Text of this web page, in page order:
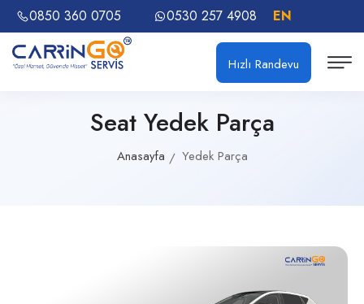
0850 360 0705 0530 257 4908 EN
Hızlı Randevu
Seat Yedek Parça
Anasayfa Yedek Parça